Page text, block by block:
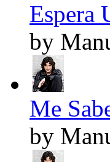
Espera
by
Me
by